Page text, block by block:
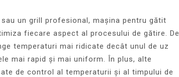
un grill profesional, mașina pentru gătit
fiecare aspect al procesului de gătire. De
temperaturi mai ridicate decât unul de uz
mai rapid și mai uniform. În plus, alte
de control al temperaturii și al timpului de